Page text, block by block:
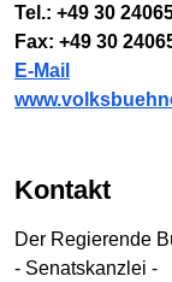
Tel.: +49 30
Fax: +49 30
E-Mail
Kontakt
Der Regierende
- Senatskanzlei -